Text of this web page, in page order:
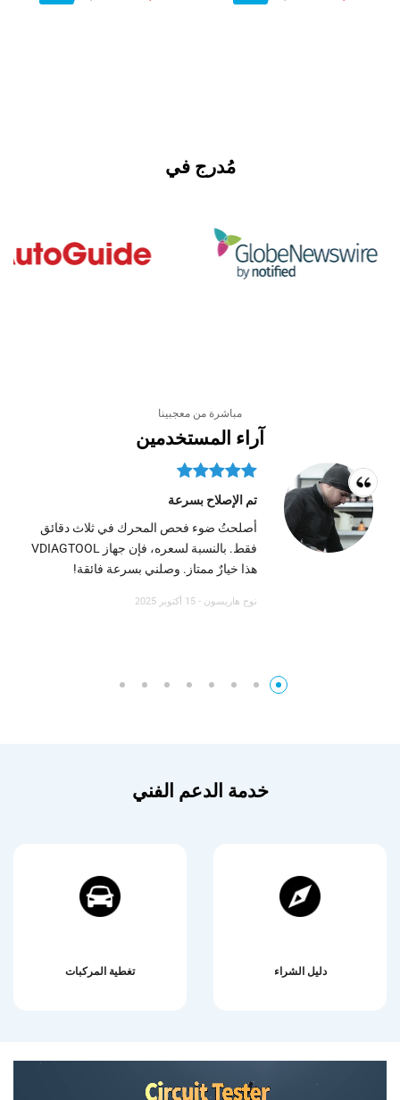
مُدرج في
مباشرة من معجبينا
آراء المستخدمين
تم الإصلاح بسرعة
أصلحتُ ضوء فحص المحرك في ثلاث دقائق
فقط. بالنسبة لسعره، فإن جهاز VDIAGTOOL
هذا خيارٌ ممتاز. وصلني بسرعة فائقة!
نوح هاريسون - 15 أكتوبر 2025
خدمة الدعم الفني
تحديث البرنامج